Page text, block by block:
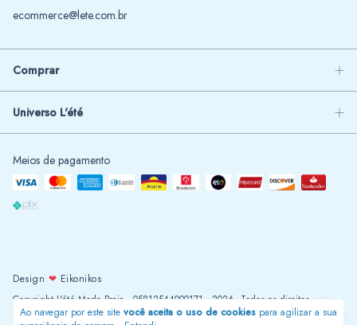
Ao navegar por este site você aceita o uso de cookies para agilizar a sua
ecommerce@lete.com.br
Comprar
Universo L'été
Meios de pagamento
Design ❤ Eikonikos
Copyright L'été Moda Praia - 05812544000171 - 2026. Todos os direitos
reservados.